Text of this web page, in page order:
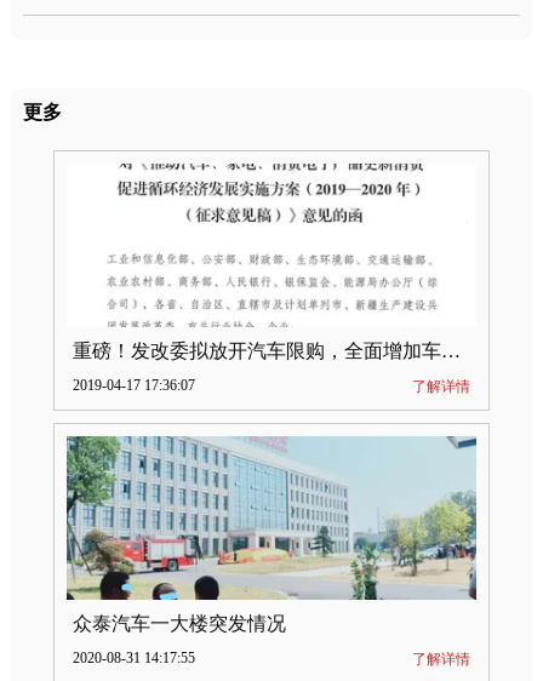
更多
重磅！发改委拟放开汽车限购，全面增加车牌指标
2019-04-17 17:36:07 了解详情
众泰汽车一大楼突发情况
2020-08-31 14:17:55 了解详情